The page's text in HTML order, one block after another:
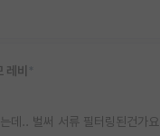
레비
데.. 벌써 서류 필터링된건가요..